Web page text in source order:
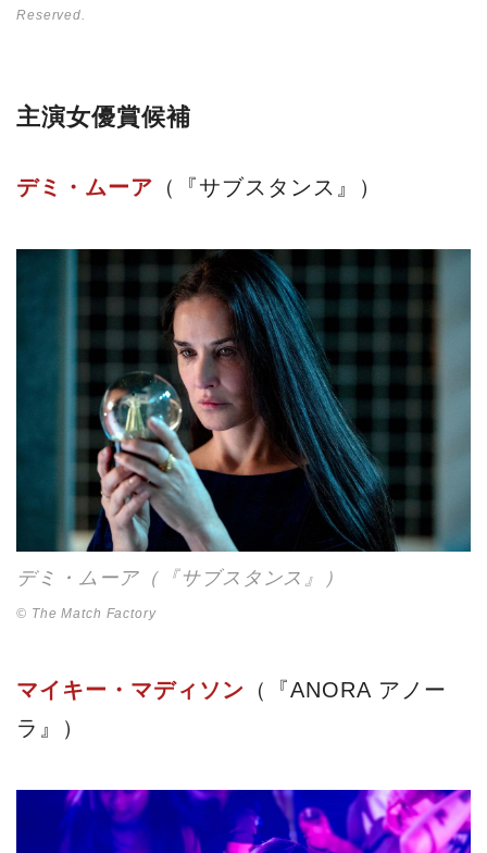
Reserved.
主演女優賞候補
デミ・ムーア （『サブスタンス』）
デミ・ムーア（『サブスタンス』）
© The Match Factory
マイキー・マディソン （『ANORA アノー
ラ』）